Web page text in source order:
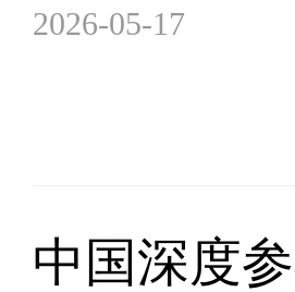
2026-05-17
中国深度